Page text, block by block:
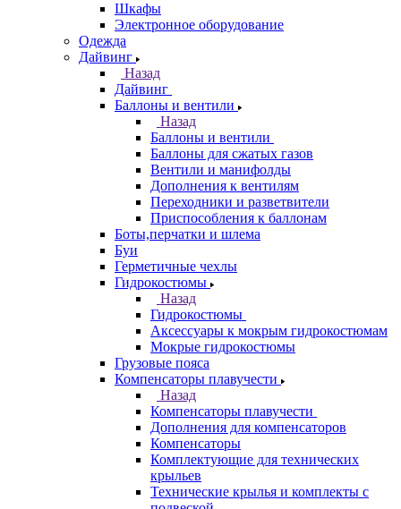
Шкафы
Электронное оборудование
Одежда
Дайвинг
Назад
Дайвинг
Баллоны и вентили
Назад
Баллоны и вентили
Баллоны для сжатых газов
Вентили и манифолды
Дополнения к вентилям
Переходники и разветвители
Приспособления к баллонам
Боты,перчатки и шлема
Буи
Герметичные чехлы
Гидрокостюмы
Назад
Гидрокостюмы
Аксессуары к мокрым гидрокостюмам
Мокрые гидрокостюмы
Грузовые пояса
Компенсаторы плавучести
Назад
Компенсаторы плавучести
Дополнения для компенсаторов
Компенсаторы
Комплектующие для технических
крыльев
Технические крылья и комплекты с